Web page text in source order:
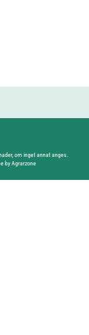
om inget annat anges.
by Agrarzone